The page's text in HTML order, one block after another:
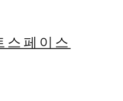
스페이스